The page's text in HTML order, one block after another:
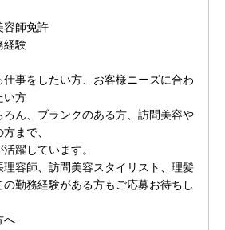
容師免許
経験
事をしたい方、お客様ニーズに合わ
い方
ん、ブランクのある方、訪問美容や
まで、
躍しています。
容師、訪問美容スタイリスト、理髪
勤務経験がある方もご応募お待ちし
へ